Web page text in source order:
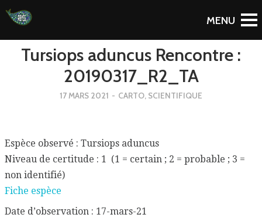
To Blog
Tursiops aduncus Rencontre :
20190317_R2_TA
17 MARS 2021 - CARTO, SCIENTIFIQUE
Espèce observé : Tursiops aduncus
Niveau de certitude : 1 (1 = certain ; 2 = probable ; 3 =
non identifié)
Fiche espèce
Date d’observation : 17-mars-21